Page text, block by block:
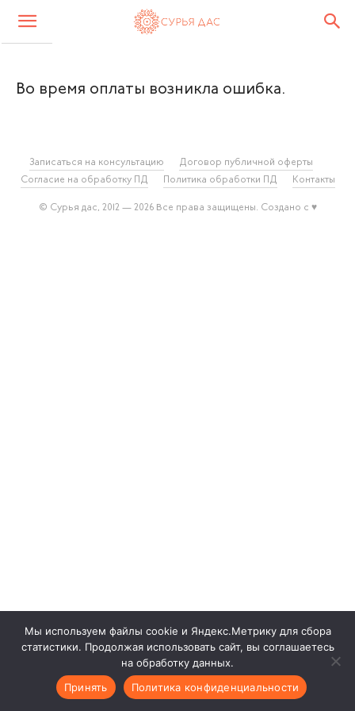
Во время оплаты возникла ошибка.
Записаться на консультацию
Договор публичной оферты
Согласие на обработку ПД
Политика обработки ПД Контакты
© Сурья дас, 2012 — 2026 Все права защищены. Создано с ♥
Мы используем файлы cookie и Яндекс.Метрику для сбора
статистики. Продолжая использовать сайт, вы соглашаетесь
на обработку данных.
Принять
Политика конфиденциальности